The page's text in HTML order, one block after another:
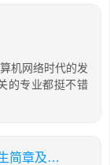
机网络时代的发
的专业都挺不错
新疆职业大学机械电子工程学院2026招生简章及计划